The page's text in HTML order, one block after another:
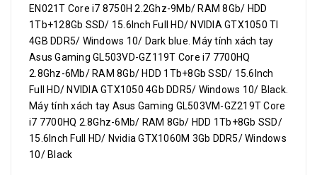
EN021T Core i7 8750H 2.2Ghz-9Mb/ RAM 8Gb/ HDD
1Tb+128Gb SSD/ 15.6Inch Full HD/ NVIDIA GTX1050 TI
4GB DDR5/ Windows 10/ Dark blue. Máy tính xách tay
Asus Gaming GL503VD-GZ119T Core i7 7700HQ
2.8Ghz-6Mb/ RAM 8Gb/ HDD 1Tb+8Gb SSD/ 15.6Inch
Full HD/ NVIDIA GTX1050 4Gb DDR5/ Windows 10/ Black.
Máy tính xách tay Asus Gaming GL503VM-GZ219T Core
i7 7700HQ 2.8Ghz-6Mb/ RAM 8Gb/ HDD 1Tb+8Gb SSD/
15.6Inch Full HD/ Nvidia GTX1060M 3Gb DDR5/ Windows
10/ Black